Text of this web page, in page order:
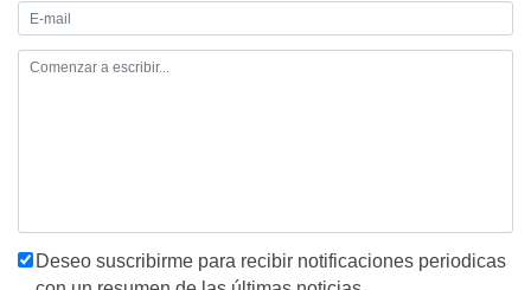
Deseo suscribirme para recibir notificaciones periodicas